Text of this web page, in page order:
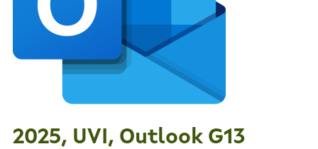
2025, UVI, Outlook G13